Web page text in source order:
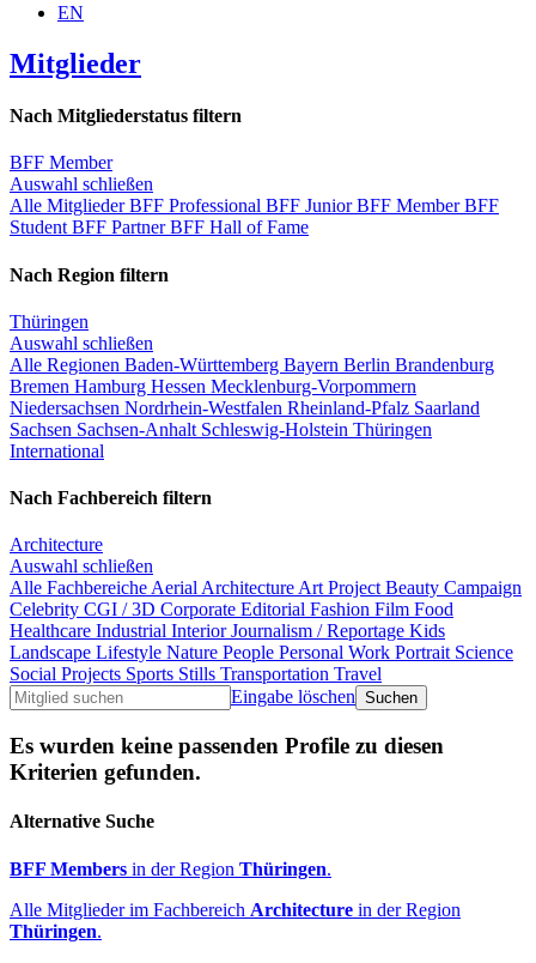
EN
Mitglieder
Nach Mitgliederstatus filtern
BFF Member
Auswahl schließen
Alle MitgliederBFF Professional BFF JuniorBFF MemberBFF
Student BFF PartnerBFF Hall of Fame
Nach Region filtern
Thüringen
Auswahl schließen
Alle Regionen Baden-Württemberg Bayern Berlin Brandenburg
Bremen Hamburg Hessen Mecklenburg-Vorpommern
Niedersachsen Nordrhein-Westfalen Rheinland-Pfalz Saarland
Sachsen Sachsen-Anhalt Schleswig-Holstein Thüringen
International
Nach Fachbereich filtern
Architecture
Auswahl schließen
Alle Fachbereiche Aerial Architecture Art Project Beauty Campaign
Celebrity CGI / 3D Corporate Editorial Fashion Film Food
Healthcare Industrial InteriorJournalism / Reportage Kids
Landscape Lifestyle Nature People Personal Work Portrait Science
Social Projects Sports Stills Transportation Travel
Eingabe löschen
Es wurden keine passenden Profile zu diesen
Kriterien gefunden.
Alternative Suche
BFF Members in der Region Thüringen.
Alle Mitglieder im Fachbereich Architecture in der Region
Thüringen.